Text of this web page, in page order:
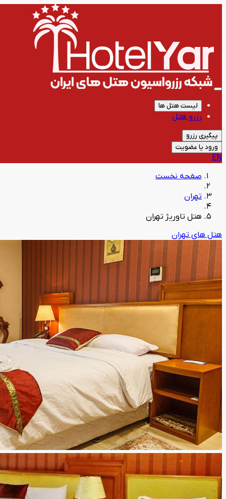
لیست هتل ها
رزرو هتل
پیگیری رزرو
ورود یا عضویت
EN
صفحه نخست
تهران
هتل تاوریژ تهران
هتل های تهران